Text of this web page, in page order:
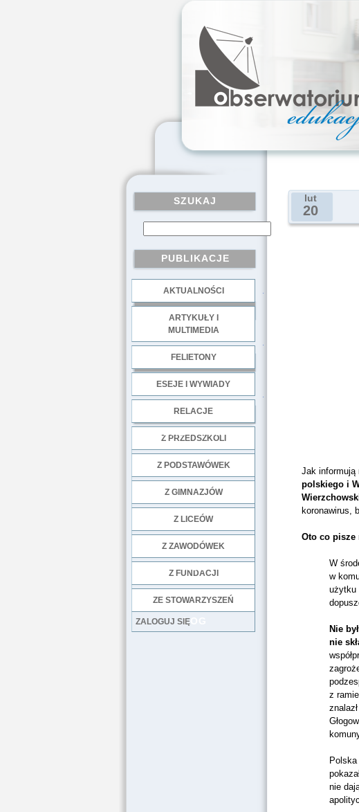
SZUKAJ
PUBLIKACJE
AKTUALNOŚCI
ARTYKUŁY I
MULTIMEDIA
FELIETONY
ESEJE I WYWIADY
RELACJE
Z PRZEDSZKOLI
Z PODSTAWÓWEK
Z GIMNAZJÓW
Z LICEÓW
Z ZAWODÓWEK
Z FUNDACJI
ZE STOWARZYSZEŃ
LOG
ZALOGUJ SIĘ
lut
20
Jak informują
polskiego i
koronawirus,
Oto co pisze
W
w
użytku
Nie
nie
z
nie